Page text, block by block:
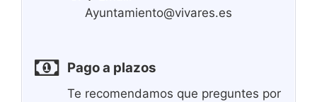
Ayuntamiento@vivares.es
Pago a plazos
Te recomendamos que preguntes por